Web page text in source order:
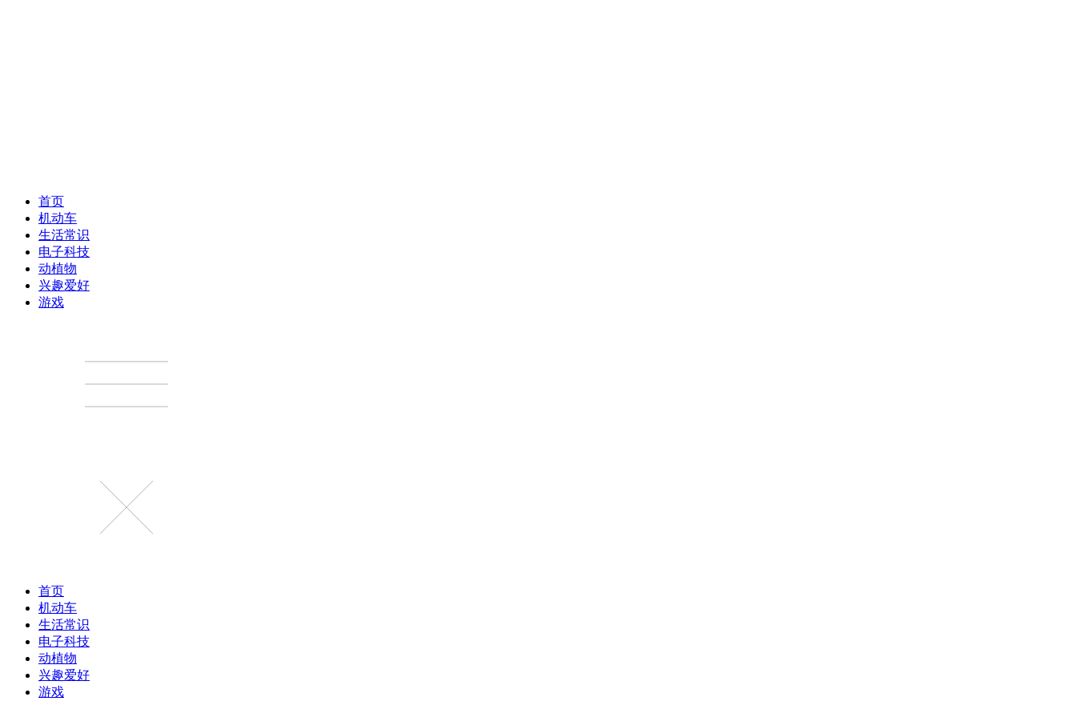
首页
机动车
生活常识
电子科技
动植物
兴趣爱好
游戏
首页
机动车
生活常识
电子科技
动植物
兴趣爱好
游戏